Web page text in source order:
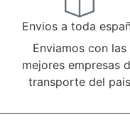
Envios a toda
Enviamos con las
mejores empresas
transporte del pais